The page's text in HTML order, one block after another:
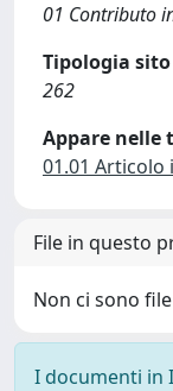
01 Contributo
Tipologia
262
Appare nelle
01.01 Articolo
File in questo
Non ci sono
I documenti in